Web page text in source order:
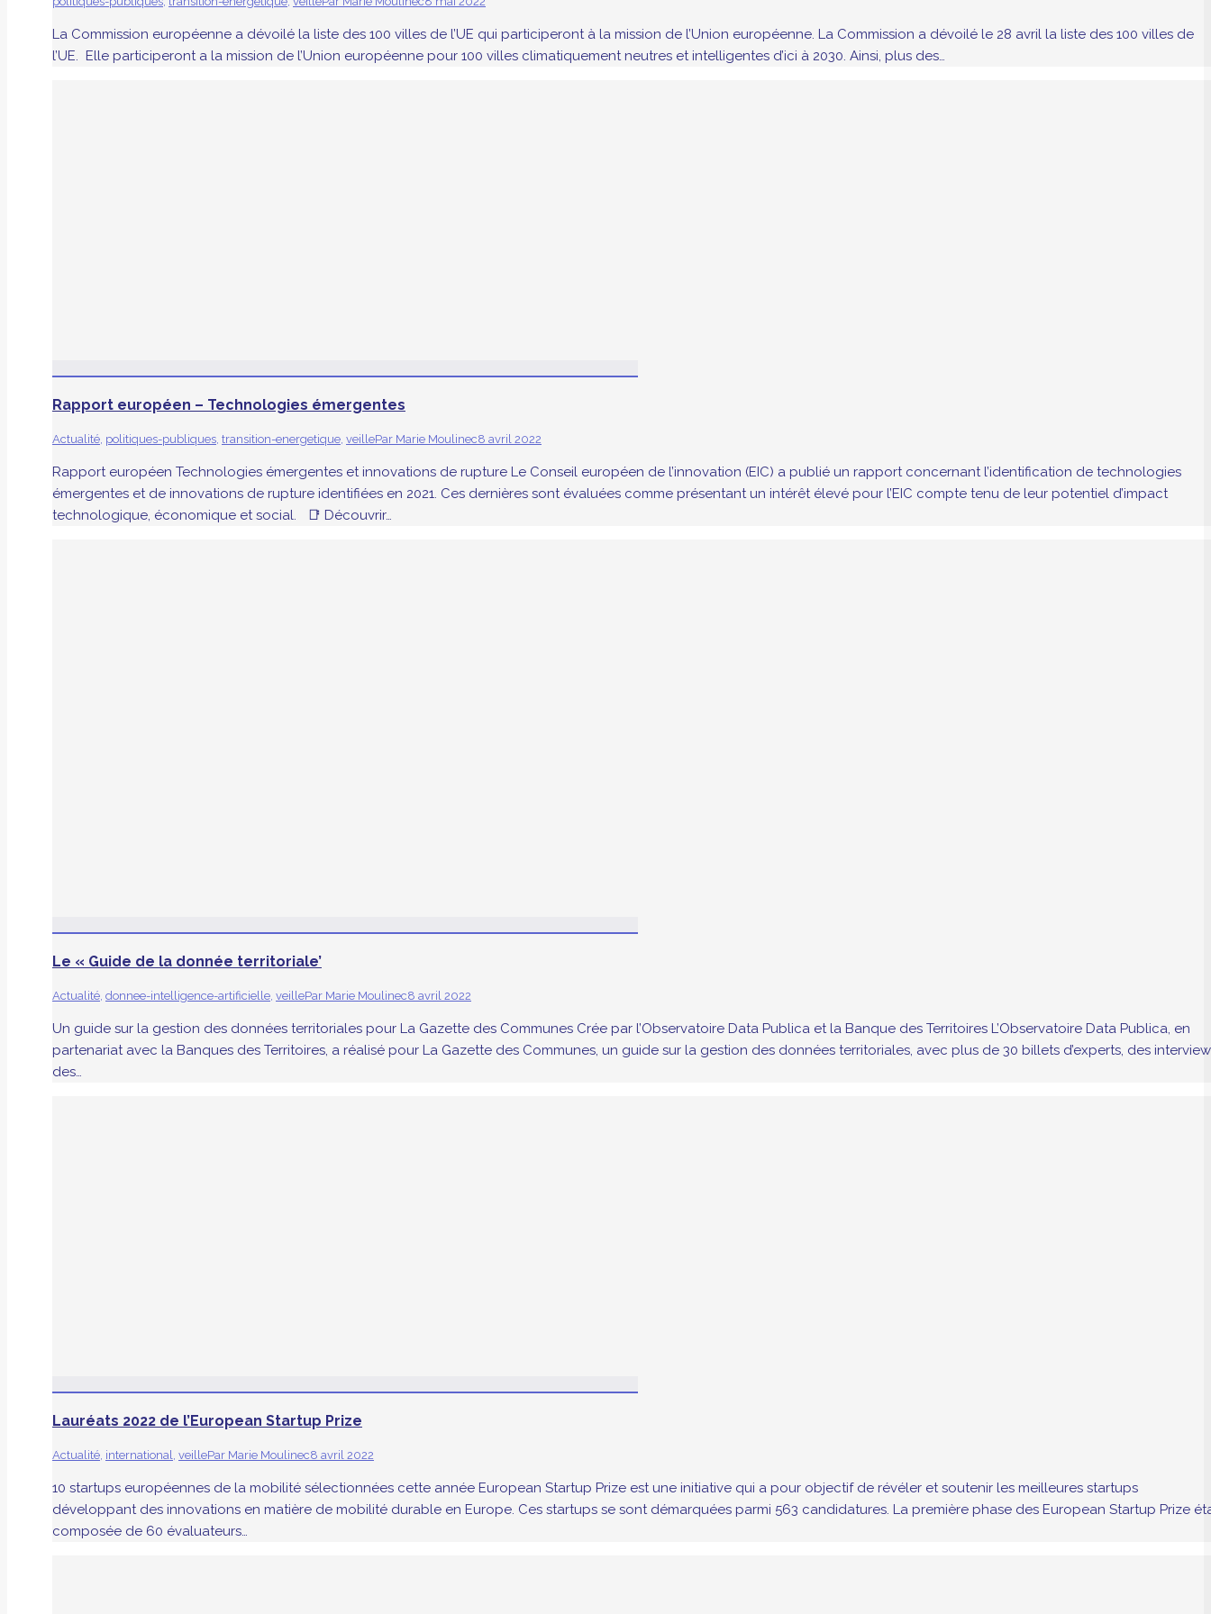
La Commission européenne a dévoilé la liste des 100 villes de l’UE qui participeront à la mission de l’Union européenne. La Commission a dévoilé le 28 avril la liste des 100 villes de
l’UE. Elle participeront a la mission de l’Union européenne pour 100 villes climatiquement neutres et intelligentes d’ici à 2030. Ainsi, plus des…
Rapport européen – Technologies émergentes
Actualité, politiques-publiques, transition-energetique, veillePar Marie Moulinec8 avril 2022
Rapport européen Technologies émergentes et innovations de rupture Le Conseil européen de l’innovation (EIC) a publié un rapport concernant l’identification de technologies
émergentes et de innovations de rupture identifiées en 2021. Ces dernières sont évaluées comme présentant un intérêt élevé pour l’EIC compte tenu de leur potentiel d’impact
technologique, économique et social. 📑 Découvrir…
Le « Guide de la donnée territoriale’
Actualité, donnee-intelligence-artificielle, veillePar Marie Moulinec8 avril 2022
Un guide sur la gestion des données territoriales pour La Gazette des Communes Crée par l’Observatoire Data Publica et la Banque des Territoires L’Observatoire Data Publica, en
partenariat avec la Banques des Territoires, a réalisé pour La Gazette des Communes, un guide sur la gestion des données territoriales, avec plus de 30 billets d’experts, des
des…
Lauréats 2022 de l’European Startup Prize
Actualité, international, veillePar Marie Moulinec8 avril 2022
10 startups européennes de la mobilité sélectionnées cette année European Startup Prize est une initiative qui a pour objectif de révéler et soutenir les meilleures startups
développant des innovations en matière de mobilité durable en Europe. Ces startups se sont démarquées parmi 563 candidatures. La première phase des European Startup Prize
composée de 60 évaluateurs…